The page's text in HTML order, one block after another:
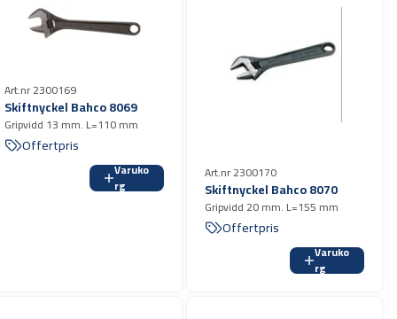
Art.nr 2300169
Skiftnyckel Bahco 8069
Gripvidd 13 mm. L=110 mm
Offertpris
Varuko
rg
Art.nr 2300170
Skiftnyckel Bahco 8070
Gripvidd 20 mm. L=155 mm
Offertpris
Varuko
rg